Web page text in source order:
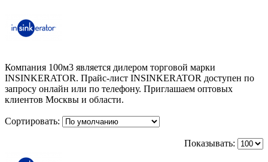
Компания 100м3 является дилером торговой марки
INSINKERATOR. Прайс-лист INSINKERATOR доступен по
запросу онлайн или по телефону. Приглашаем оптовых
клиентов Москвы и области.
Сортировать:
Показывать: